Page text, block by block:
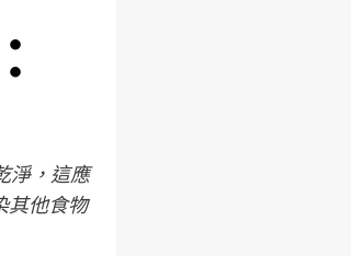
淨，這應
其他食物